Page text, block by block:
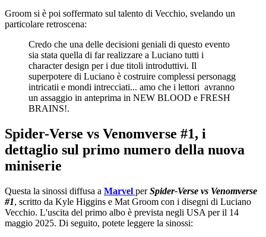
Groom si è poi soffermato sul talento di Vecchio, svelando un
particolare retroscena:
Credo che una delle decisioni geniali di questo evento
sia stata quella di far realizzare a Luciano tutti i
character design per i due titoli introduttivi. Il
superpotere di Luciano è costruire complessi personagg
intricatii e mondi intrecciati... amo che i lettori avranno
un assaggio in anteprima in NEW BLOOD e FRESH
BRAINS!.
Spider-Verse vs Venomverse #1, i
dettaglio sul primo numero della nuova
miniserie
Questa la sinossi diffusa a Marvel perSpider-Verse vs Venomverse
#1, scritto da Kyle Higgins e Mat Groom con i disegni di Luciano
Vecchio. L'uscita del primo albo è prevista negli USA per il 14
maggio 2025. Di seguito, potete leggere la sinossi: